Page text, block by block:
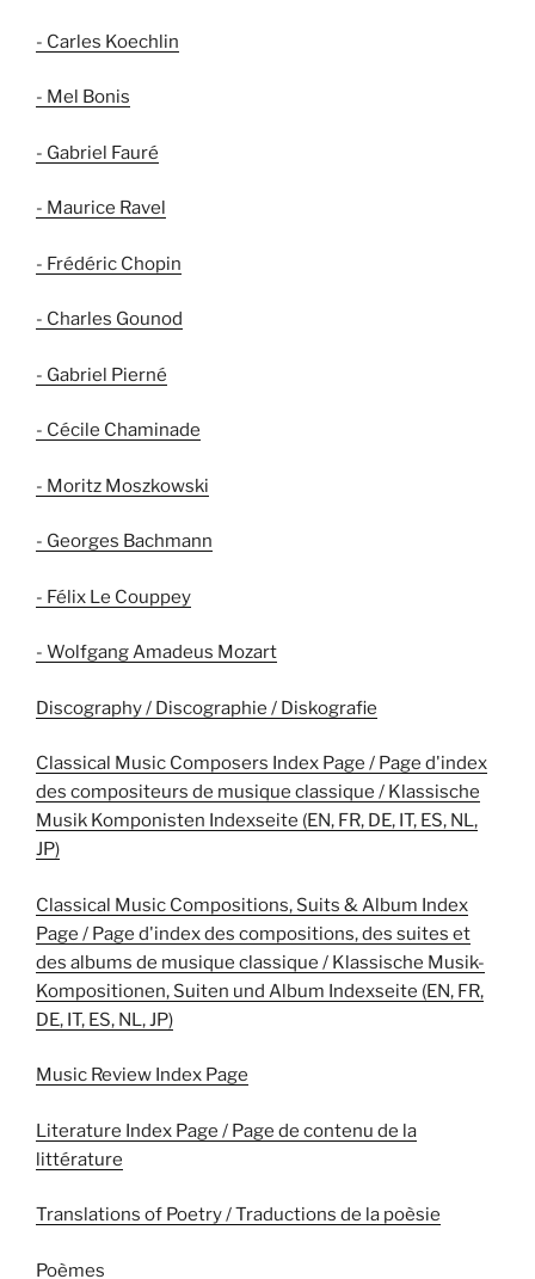
- Carles Koechlin
- Mel Bonis
- Gabriel Fauré
- Maurice Ravel
- Frédéric Chopin
- Charles Gounod
- Gabriel Pierné
- Cécile Chaminade
- Moritz Moszkowski
- Georges Bachmann
- Félix Le Couppey
- Wolfgang Amadeus Mozart
Discography / Discographie / Diskografie
Classical Music Composers Index Page / Page d'index
des compositeurs de musique classique / Klassische
Musik Komponisten Indexseite (EN, FR, DE, IT, ES, NL,
JP)
Classical Music Compositions, Suits & Album Index
Page / Page d'index des compositions, des suites et
des albums de musique classique / Klassische Musik-
Kompositionen, Suiten und Album Indexseite (EN, FR,
DE, IT, ES, NL, JP)
Music Review Index Page
Literature Index Page / Page de contenu de la
littérature
Translations of Poetry / Traductions de la poèsie
Poèmes